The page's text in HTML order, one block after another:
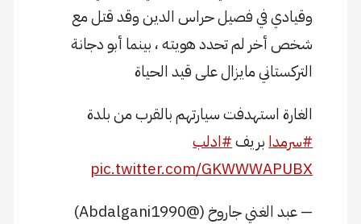
وقيادي في فصيل حراس الدين وقد قتل مع
شخص أخر لم تحدد هويته ، بينما أبو دجانة
التركستاني مايزال على قيد الحياة
الغارة استهدفت سيارتهم بالقرب من بلدة
#سرمدا بريف#ادلب
pic.twitter.com/GKWWWAPUBX
— عبد الغني جاروخ (@Abdalgani1990)